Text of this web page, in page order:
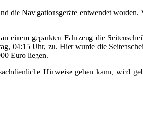
die Navigationsgeräte entwendet
geparkten Fahrzeug die
04:15 Uhr, zu. Hier wurde die
Euro liegen.
Hinweise geben kann, wird